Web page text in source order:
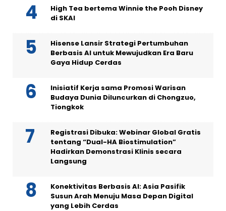
High Tea bertema Winnie the Pooh Disney
di SKAI
Hisense Lansir Strategi Pertumbuhan
Berbasis AI untuk Mewujudkan Era Baru
Gaya Hidup Cerdas
Inisiatif Kerja sama Promosi Warisan
Budaya Dunia Diluncurkan di Chongzuo,
Tiongkok
Registrasi Dibuka: Webinar Global Gratis
tentang “Dual-HA Biostimulation”
Hadirkan Demonstrasi Klinis secara
Langsung
Konektivitas Berbasis AI: Asia Pasifik
Susun Arah Menuju Masa Depan Digital
yang Lebih Cerdas